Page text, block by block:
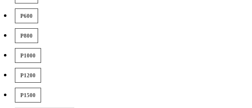
P600
P800
P1000
P1200
P1500